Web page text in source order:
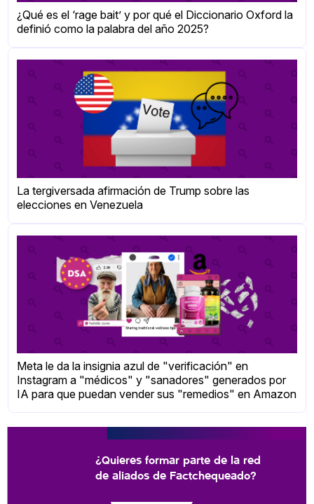
¿Qué es el ‘rage bait’ y por qué el Diccionario Oxford la
definió como la palabra del año 2025?
La tergiversada afirmación de Trump sobre las
elecciones en Venezuela
Meta le da la insignia azul de "verificación" en
Instagram a "médicos" y "sanadores" generados por
IA para que puedan vender sus "remedios" en Amazon
¿Quieres formar parte de la red
de aliados de Factchequeado?